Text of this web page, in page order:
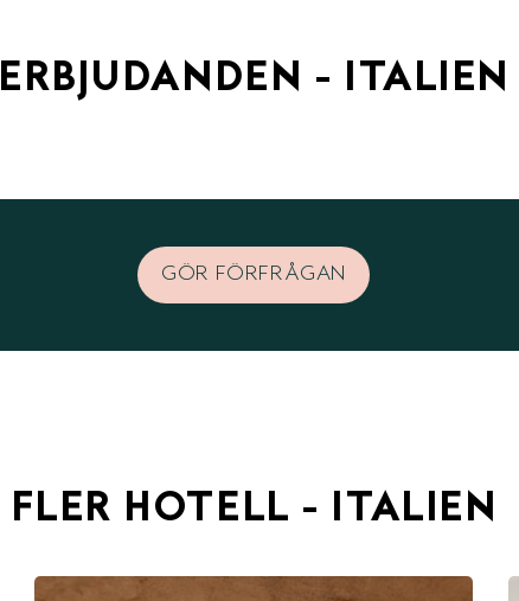
ERBJUDANDEN - ITALIEN
GÖR FÖRFRÅGAN
FLER HOTELL - ITALIEN